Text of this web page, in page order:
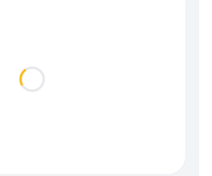
Loading...